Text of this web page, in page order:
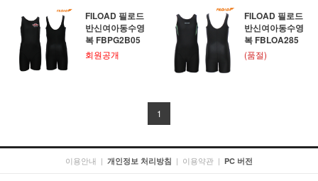
FILOAD 필로드
반신여아동수영
복 FBPG2B05
회원공개
FILOAD 필로드
반신여아동수영
복 FBLOA285
(품절)
1
이용안내 | 개인정보 처리방침 | 이용약관 | PC 버전